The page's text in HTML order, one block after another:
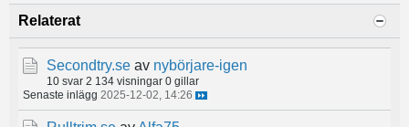
Relaterat
Secondtry.se av nybörjare-igen
10 svar 2 134 visningar 0 gillar
Senaste inlägg 2025-12-02, 14:26